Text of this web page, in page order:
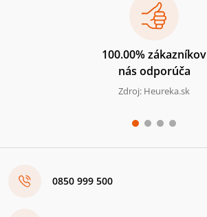
100.00% zákazníkov
nás odporúča
Zdroj: Heureka.sk
0850 999 500